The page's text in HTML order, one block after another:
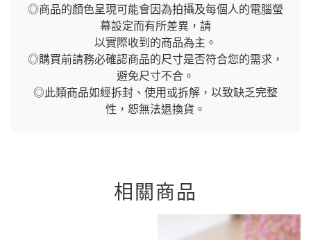
◎商品的顏色呈現可能會因為拍攝及每個人的電腦螢
幕設定而有所差異，請
以實際收到的商品為主。
◎購買前請務必確認商品的尺寸是否符合您的需求，
避免尺寸不合。
◎此類商品如經拆封、使用或拆解，以致缺乏完整
性，恕無法退換貨。
相關商品